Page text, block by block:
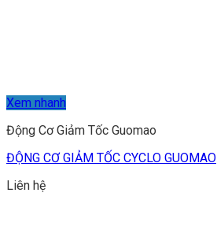
Xem nhanh
Động Cơ Giảm Tốc Guomao
ĐỘNG CƠ GIẢM TỐC CYCLO GUOMAO
Liên hệ